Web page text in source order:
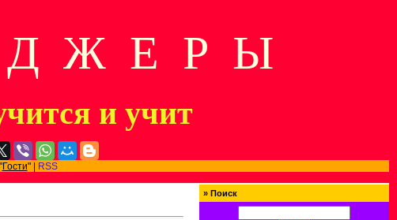
Ж Е Р Ы
и учит
Гости" |
RSS
» Поиск